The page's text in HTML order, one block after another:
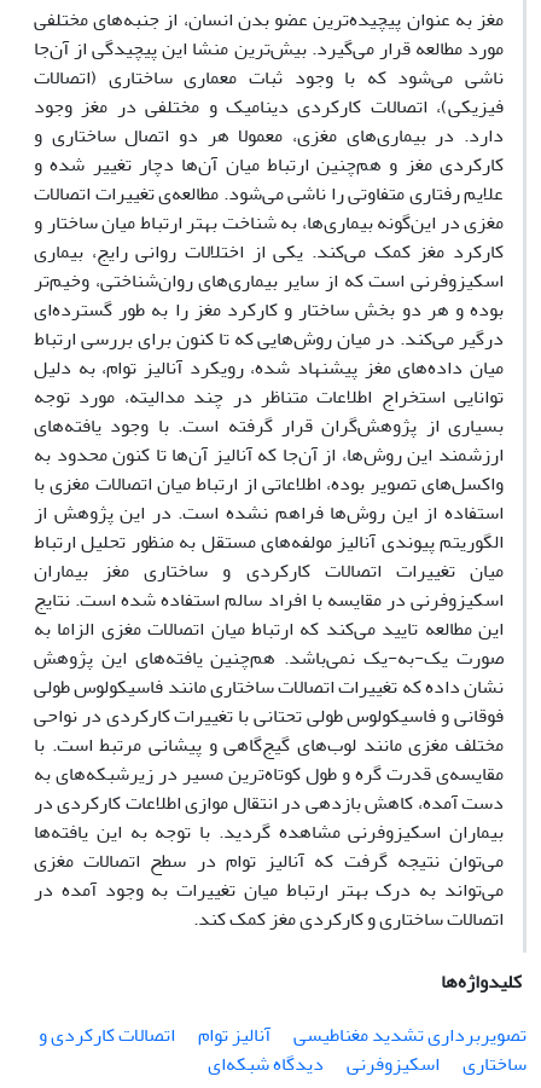
مغز به عنوان پیچیده‌ترین عضو بدن انسان، از جنبه‌های مختلفی
مورد مطالعه قرار می‌گیرد. بیش‌ترین منشا این پیچیدگی از آن‌جا
ناشی می‌شود که با وجود ثبات معماری ساختاری (اتصالات
فیزیکی)، اتصالات کارکردی دینامیک و مختلفی در مغز وجود
دارد. در بیماری‌های مغزی، معمولا هر دو اتصال ساختاری و
کارکردی مغز و هم‌چنین ارتباط میان آن‌ها دچار تغییر شده و
علایم رفتاری متفاوتی را ناشی می‌شود. مطالعه‌ی تغییرات اتصالات
مغزی در این‌گونه بیماری‌ها، به شناخت بهتر ارتباط میان ساختار و
کارکرد مغز کمک می‌کند. یکی از اختلالات روانی رایج، بیماری
اسکیزوفرنی است که از سایر بیماری‌های روان‌شناختی، وخیم‌تر
بوده و هر دو بخش ساختار و کارکرد مغز را به طور گسترده‌ای
درگیر می‌کند. در میان روش‌هایی که تا کنون برای بررسی ارتباط
میان داده‌های مغز پیشنهاد شده، رویکرد آنالیز توام، به دلیل
توانایی استخراج اطلاعات متناظر در چند مدالیته، مورد توجه
بسیاری از پژوهش‌گران قرار گرفته است. با وجود یافته‌های
ارزشمند این روش‌ها، از آن‌جا که آنالیز آن‌ها تا کنون محدود به
واکسل‌های تصویر بوده، اطلاعاتی از ارتباط میان اتصالات مغزی با
استفاده از این روش‌ها فراهم نشده است. در این پژوهش از
الگوریتم پیوندی آنالیز مولفه‌های مستقل به منظور تحلیل ارتباط
میان تغییرات اتصالات کارکردی و ساختاری مغز بیماران
اسکیزوفرنی در مقایسه با افراد سالم استفاده شده است. نتایج
این مطالعه تایید می‌کند که ارتباط میان اتصالات مغزی الزاما به
صورت یک-به-یک نمی‌باشد. هم‌چنین یافته‌های این پژوهش
نشان داده که تغییرات اتصالات ساختاری مانند فاسیکولوس طولی
فوقانی و فاسیکولوس طولی تحتانی با تغییرات کارکردی در نواحی
مختلف مغزی مانند لوب‌های گیج‌گاهی و پیشانی مرتبط است. با
مقایسه‌ی قدرت گره و طول کوتاه‌ترین مسیر در زیرشبکه‌های به
دست آمده، کاهش بازدهی در انتقال موازی اطلاعات کارکردی در
بیماران اسکیزوفرنی مشاهده گردید. با توجه به این یافته‌ها
می‌توان نتیجه گرفت که آنالیز توام در سطح اتصالات مغزی
می‌تواند به درک بهتر ارتباط میان تغییرات به وجود آمده در
اتصالات ساختاری و کارکردی مغز کمک کند.
کلیدواژه‌ها
تصویربرداری تشدید مغناطیسی
آنالیز توام
اتصالات کارکردی و
ساختاری
اسکیزوفرنی
دیدگاه شبکه‌ای